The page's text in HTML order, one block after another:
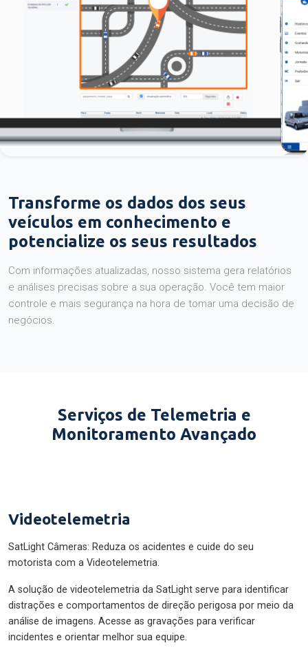
Transforme os dados dos seus
veículos em conhecimento e
potencialize os seus resultados
Com informações atualizadas, nosso sistema gera relatórios
e análises precisas sobre a sua operação. Você tem maior
controle e mais segurança na hora de tomar uma decisão de
negócios.
Serviços de Telemetria e
Monitoramento Avançado
Videotelemetria
SatLight Câmeras: Reduza os acidentes e cuide do seu
motorista com a Videotelemetria.
A solução de videotelemetria da SatLight serve para identificar
distrações e comportamentos de direção perigosa por meio da
análise de imagens. Acesse as gravações para verificar
incidentes e orientar melhor sua equipe.